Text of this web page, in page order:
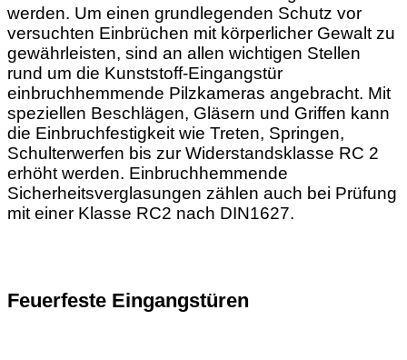
werden. Um einen grundlegenden Schutz vor
versuchten Einbrüchen mit körperlicher Gewalt zu
gewährleisten, sind an allen wichtigen Stellen
rund um die Kunststoff-Eingangstür
einbruchhemmende Pilzkameras angebracht. Mit
speziellen Beschlägen, Gläsern und Griffen kann
die Einbruchfestigkeit wie Treten, Springen,
Schulterwerfen bis zur Widerstandsklasse RC 2
erhöht werden. Einbruchhemmende
Sicherheitsverglasungen zählen auch bei Prüfung
mit einer Klasse RC2 nach DIN1627.
Feuerfeste Eingangstüren